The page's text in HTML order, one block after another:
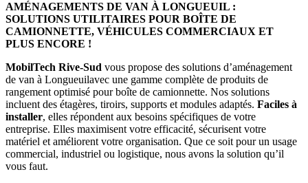
AMÉNAGEMENTS DE VAN À LONGUEUIL :
SOLUTIONS UTILITAIRES POUR BOÎTE DE
CAMIONNETTE, VÉHICULES COMMERCIAUX ET
PLUS ENCORE !
MobilTech Rive-Sud vous propose des solutions d’aménagement
de van à Longueuilavec une gamme complète de produits de
rangement optimisé pour boîte de camionnette. Nos solutions
incluent des étagères, tiroirs, supports et modules adaptés. Faciles à
installer, elles répondent aux besoins spécifiques de votre
entreprise. Elles maximisent votre efficacité, sécurisent votre
matériel et améliorent votre organisation. Que ce soit pour un usage
commercial, industriel ou logistique, nous avons la solution qu’il
vous faut.